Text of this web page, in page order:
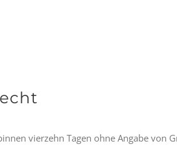
vierzehn Tagen ohne Angabe von